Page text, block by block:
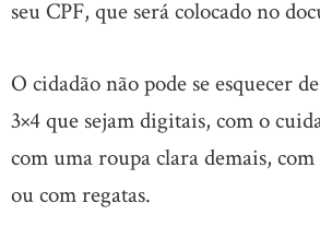
seu CPF, que será colocado no
O cidadão não pode se esquecer
3×4 que sejam digitais, com o
com uma roupa clara demais,
ou com regatas.